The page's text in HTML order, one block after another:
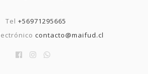
Tel +56971295665
contacto@maifud.cl